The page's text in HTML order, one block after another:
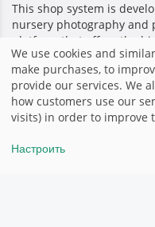
This shop system is
nursery photography and
platform that offers the
for teachers and parents.
Безопасная оплата
We use cookies and
make purchases, to
provide our services. We
how customers use our
visits) in order to improve
Настроить